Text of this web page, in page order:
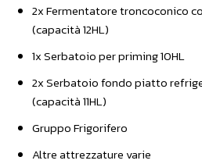
2x Fermentatore troncoconico
(capacità 12HL)
1x Serbatoio per priming 10HL
2x Serbatoio fondo piatto
(capacità 11HL)
Gruppo Frigorifero
Altre attrezzature varie